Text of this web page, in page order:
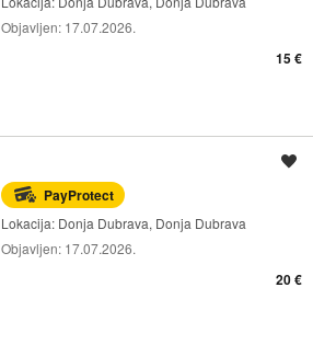
Objavljen: 17.07.2026.
15 €
PayProtect
Lokacija: Donja Dubrava, Donja Dubrava
Objavljen: 17.07.2026.
20 €